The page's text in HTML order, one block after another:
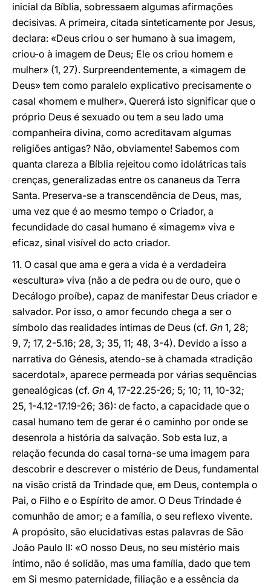
inicial da Bíblia, sobressaem algumas afirmações
decisivas. A primeira, citada sinteticamente por Jesus,
declara: «Deus criou o ser humano à sua imagem,
criou-o à imagem de Deus; Ele os criou homem e
mulher» (1, 27). Surpreendentemente, a «imagem de
Deus» tem como paralelo explicativo precisamente o
casal «homem e mulher». Quererá isto significar que o
próprio Deus é sexuado ou tem a seu lado uma
companheira divina, como acreditavam algumas
religiões antigas? Não, obviamente! Sabemos com
quanta clareza a Bíblia rejeitou como idolátricas tais
crenças, generalizadas entre os cananeus da Terra
Santa. Preserva-se a transcendência de Deus, mas,
uma vez que é ao mesmo tempo o Criador, a
fecundidade do casal humano é «imagem» viva e
eficaz, sinal visível do acto criador.
11. O casal que ama e gera a vida é a verdadeira
«escultura» viva (não a de pedra ou de ouro, que o
Decálogo proíbe), capaz de manifestar Deus criador e
salvador. Por isso, o amor fecundo chega a ser o
símbolo das realidades íntimas de Deus (cf. Gn 1, 28;
9, 7; 17, 2-5.16; 28, 3; 35, 11; 48, 3-4). Devido a isso a
narrativa do Génesis, atendo-se à chamada «tradição
sacerdotal», aparece permeada por várias sequências
genealógicas (cf. Gn 4, 17-22.25-26; 5; 10; 11, 10-32;
25, 1-4.12-17.19-26; 36): de facto, a capacidade que o
casal humano tem de gerar é o caminho por onde se
desenrola a história da salvação. Sob esta luz, a
relação fecunda do casal torna-se uma imagem para
descobrir e descrever o mistério de Deus, fundamental
na visão cristã da Trindade que, em Deus, contempla o
Pai, o Filho e o Espírito de amor. O Deus Trindade é
comunhão de amor; e a família, o seu reflexo vivente.
A propósito, são elucidativas estas palavras de São
João Paulo II: «O nosso Deus, no seu mistério mais
íntimo, não é solidão, mas uma família, dado que tem
em Si mesmo paternidade, filiação e a essência da